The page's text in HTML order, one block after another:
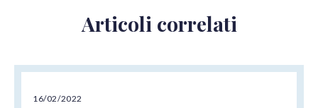
Articoli correlati
16/02/2022